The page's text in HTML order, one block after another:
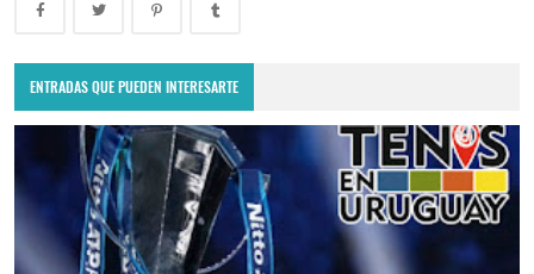
ENTRADAS QUE PUEDEN INTERESARTE